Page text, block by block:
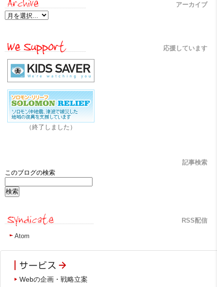
アーカイブ
応援しています
（終了しました）
記事検索
このブログの検索
RSS配信
Atom
Webの企画・戦略立案